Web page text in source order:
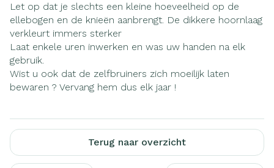
Let op dat je slechts een kleine hoeveelheid op de
ellebogen en de knieën aanbrengt. De dikkere hoornlaag
verkleurt immers sterker
Laat enkele uren inwerken en was uw handen na elk
gebruik.
Wist u ook dat de zelfbruiners zich moeilijk laten
bewaren ? Vervang hem dus elk jaar !
Terug naar overzicht